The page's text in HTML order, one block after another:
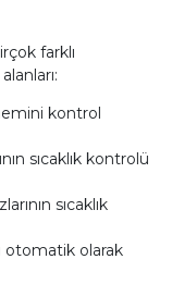
farklı
kontrol
sıcaklık kontrolü
sıcaklık
otomatik olarak